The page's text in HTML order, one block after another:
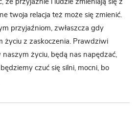
że przyjaźnie i ludzie zmieniają się z
twoja relacja też może się zmienić.
przyjaźniom, zwłaszcza gdy
życiu z zaskoczenia. Prawdziwi
naszym życiu, będą nas napędzać,
czuć się silni, mocni, bo